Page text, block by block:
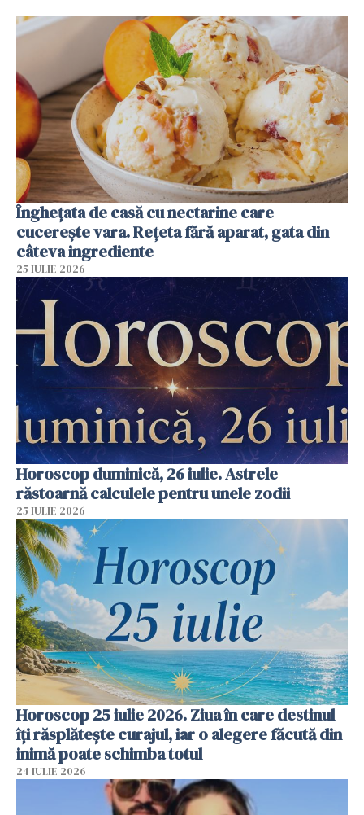
Înghețata de casă cu nectarine care
cucerește vara. Rețeta fără aparat, gata din
câteva ingrediente
25 IULIE 2026
Horoscop duminică, 26 iulie. Astrele
răstoarnă calculele pentru unele zodii
25 IULIE 2026
Horoscop 25 iulie 2026. Ziua în care destinul
îți răsplătește curajul, iar o alegere făcută din
inimă poate schimba totul
24 IULIE 2026